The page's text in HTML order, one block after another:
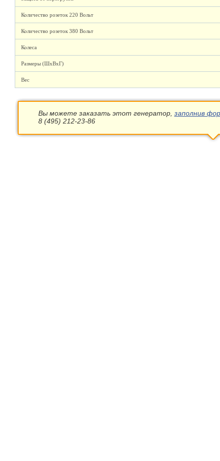
Количество розеток 220 Вольт
Количество розеток 380 Вольт
Колеса
Размеры (ШхВхГ)
Вес
Вы можете заказать этот генератор, заполнив
8 (495) 212-23-86